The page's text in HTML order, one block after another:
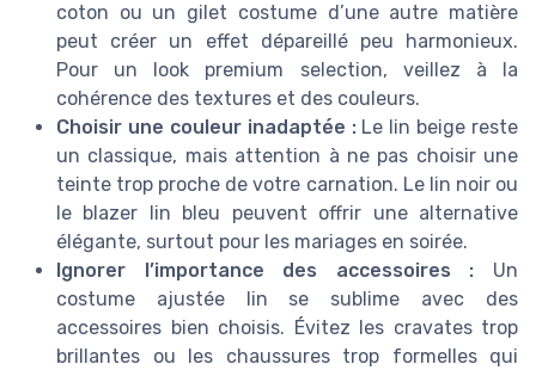
coton ou un gilet costume d’une autre matière
peut créer un effet dépareillé peu harmonieux.
Pour un look premium selection, veillez à la
cohérence des textures et des couleurs.
Choisir une couleur inadaptée :Le lin beige reste
un classique, mais attention à ne pas choisir une
teinte trop proche de votre carnation. Le lin noir ou
le blazer lin bleu peuvent offrir une alternative
élégante, surtout pour les mariages en soirée.
Ignorer l’importance des accessoires : Un
costume ajustée lin se sublime avec des
accessoires bien choisis. Évitez les cravates trop
brillantes ou les chaussures trop formelles qui